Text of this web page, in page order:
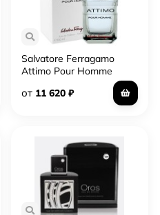
Salvatore Ferragamo
Attimo Pour Homme
от 11 620 ₽